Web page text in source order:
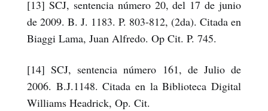
[13] SCJ, sentencia número 20, del 17 de junio
de 2009. B. J. 1183. P. 803-812, (2da). Citada en
Biaggi Lama, Juan Alfredo. Op Cit. P. 745.
[14] SCJ, sentencia número 161, de Julio de
2006. B.J.1148. Citada en la Biblioteca Digital
Williams Headrick, Op. Cit.